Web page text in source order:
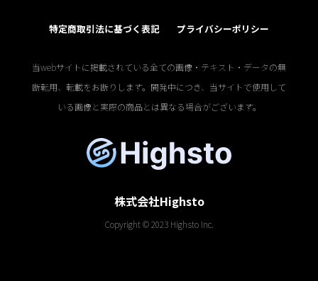
特定商取引法に基づく表記 プライバシーポリシー
当webサイトに掲載されている全ての画像・テキスト・データの無
断転用、転載をお断りします。開発中につき、当サイトで使用して
いる画像と実際の商品とは異なる場合がございます。
株式会社Highsto
Copyright © 2023 Highsto Inc.